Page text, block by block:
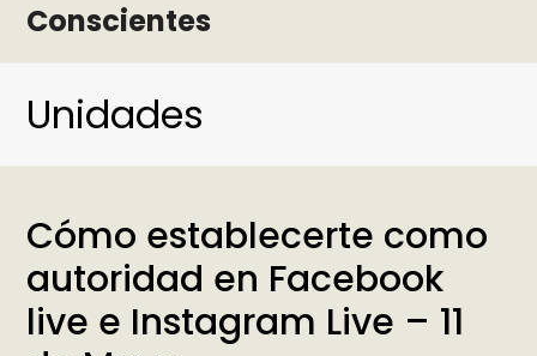
Conscientes
Unidades
Cómo establecerte como
autoridad en Facebook
live e Instagram Live – 11